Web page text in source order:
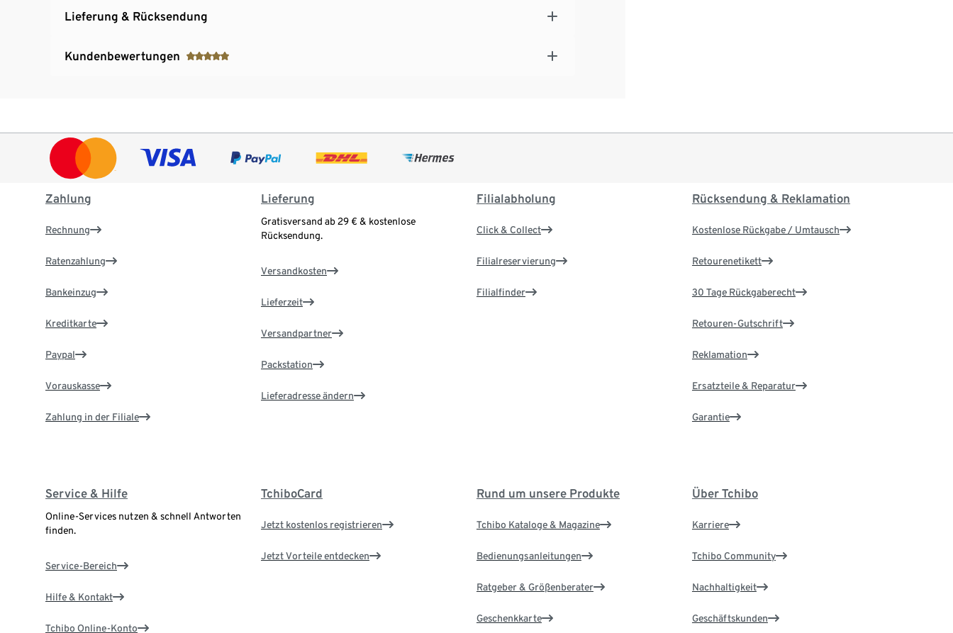
Lieferung & Rücksendung
Kundenbewertungen
Zahlung
Rechnung
Ratenzahlung
Bankeinzug
Kreditkarte
Paypal
Vorauskasse
Zahlung in der Filiale
Lieferung
Gratisversand ab 29 € & kostenlose
Rücksendung.
Versandkosten
Lieferzeit
Versandpartner
Packstation
Lieferadresse ändern
Filialabholung
Click & Collect
Filialreservierung
Filialfinder
Rücksendung & Reklamation
Kostenlose Rückgabe / Umtausch
Retourenetikett
30 Tage Rückgaberecht
Retouren-Gutschrift
Reklamation
Ersatzteile & Reparatur
Garantie
Service & Hilfe
Online-Services nutzen & schnell Antworten
finden.
Service-Bereich
Hilfe & Kontakt
Tchibo Online-Konto
TchiboCard
Jetzt kostenlos registrieren
Jetzt Vorteile entdecken
Rund um unsere Produkte
Tchibo Kataloge & Magazine
Bedienungsanleitungen
Ratgeber & Größenberater
Geschenkkarte
Über Tchibo
Karriere
Tchibo Community
Nachhaltigkeit
Geschäftskunden